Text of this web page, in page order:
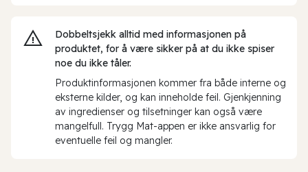
Dobbeltsjekk alltid med informasjonen på
produktet, for å være sikker på at du ikke spiser
noe du ikke tåler.
Produktinformasjonen kommer fra både interne og
eksterne kilder, og kan inneholde feil. Gjenkjenning
av ingredienser og tilsetninger kan også være
mangelfull. Trygg Mat-appen er ikke ansvarlig for
eventuelle feil og mangler.